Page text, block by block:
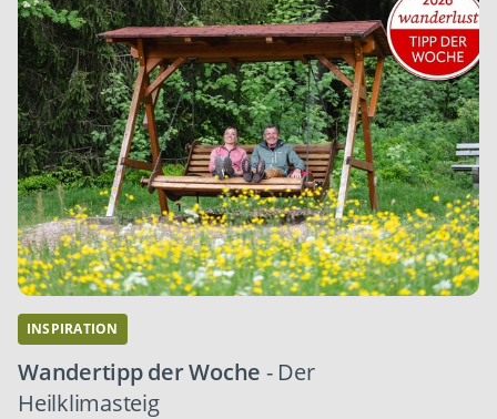
INSPIRATION
Wandertipp der Woche - Der
Heilklimasteig